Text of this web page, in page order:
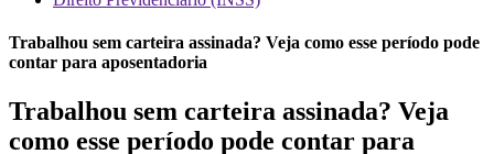
Trabalhou sem carteira assinada? Veja como esse período pode
contar para aposentadoria
Trabalhou sem carteira assinada? Veja
como esse período pode contar para